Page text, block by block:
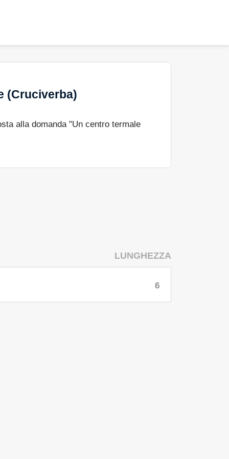
(Cruciverba)
alla domanda "Un centro termale
LUNGHEZZA
6